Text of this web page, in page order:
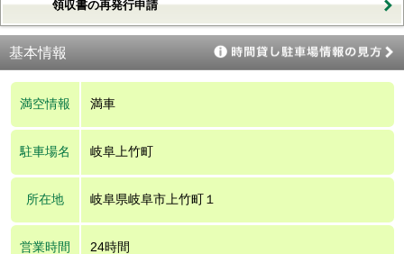
領収書の再発行申請
基本情報
満空情報 満車
駐車場名 岐阜上竹町
所在地 岐阜県岐阜市上竹町１
営業時間 24時間